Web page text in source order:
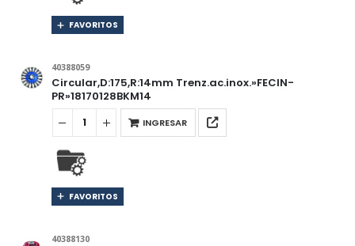
FAVORITOS
40388059
Circular,D:175,R:14mm Trenz.ac.inox.»FECIN-
PR»18170128BKM14
INGRESAR
FAVORITOS
40388130